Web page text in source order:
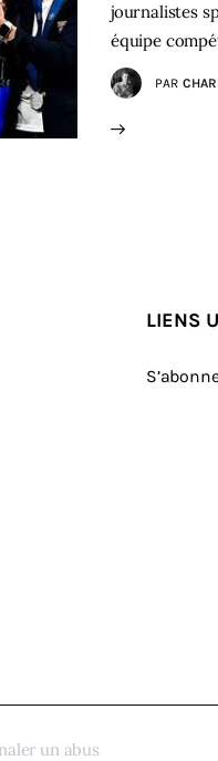
journalistes
équipe
PAR
LIENS
un abus